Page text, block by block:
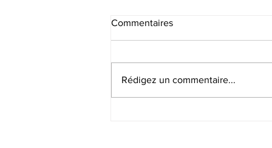
Commentaires
Rédigez un commentaire...